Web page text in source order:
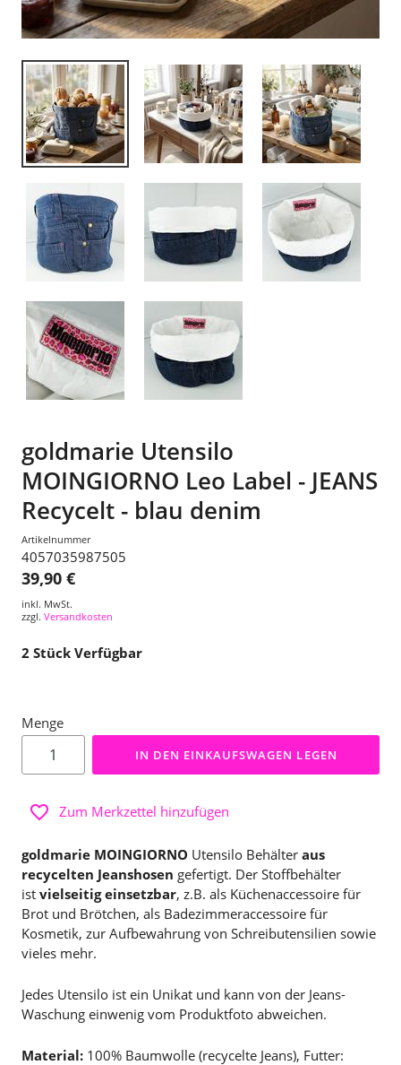
goldmarie Utensilo
MOINGIORNO Leo Label - JEANS
Recycelt - blau denim
Artikelnummer
4057035987505
39,90 €
inkl. MwSt.
zzgl. Versandkosten
2 Stück Verfügbar
Menge
IN DEN EINKAUFSWAGEN LEGEN
Zum Merkzettel hinzufügen
goldmarie MOINGIORNO Utensilo Behälter aus
recycelten Jeanshosen gefertigt. Der Stoffbehälter
ist vielseitig einsetzbar, z.B. als Küchenaccessoire für
Brot und Brötchen, als Badezimmeraccessoire für
Kosmetik, zur Aufbewahrung von Schreibutensilien sowie
vieles mehr.
Jedes Utensilo ist ein Unikat und kann von der Jeans-
Waschung einwenig vom Produktfoto abweichen.
Material: 100% Baumwolle (recycelte Jeans), Futter: